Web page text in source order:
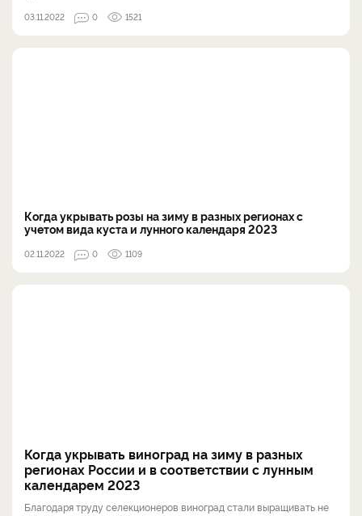
03.11.2022 0 1521
Когда укрывать розы на зиму в разных регионах с
учетом вида куста и лунного календаря 2023
02.11.2022 0 1109
Когда укрывать виноград на зиму в разных
регионах России и в соответствии с лунным
календарем 2023
Благодаря труду селекционеров виноград стали выращивать не